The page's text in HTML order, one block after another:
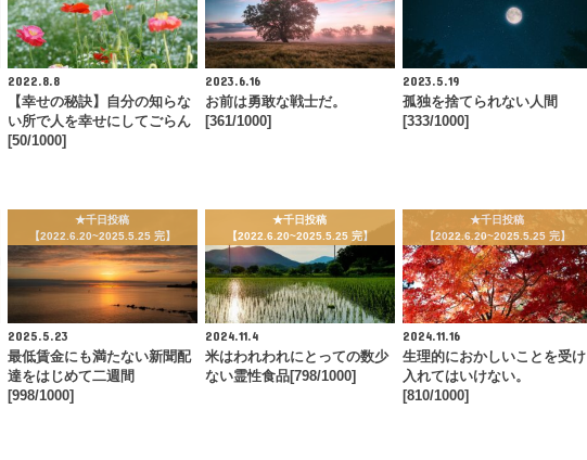
2022.8.8
【幸せの秘訣】自分の知らな
い所で人を幸せにしてごらん
[50/1000]
2023.6.16
お前は勇敢な戦士だ。
[361/1000]
2023.5.19
孤独を捨てられない人間
[333/1000]
★千日投稿
【2022.6.20~2025.5.25 完】
2025.5.23
最低賃金にも満たない新聞配
達をはじめて二週間
[998/1000]
★千日投稿
【2022.6.20~2025.5.25 完】
2024.11.4
米はわれわれにとっての数少
ない霊性食品[798/1000]
★千日投稿
【2022.6.20~2025.5.25 完】
2024.11.16
生理的におかしいことを受け
入れてはいけない。
[810/1000]